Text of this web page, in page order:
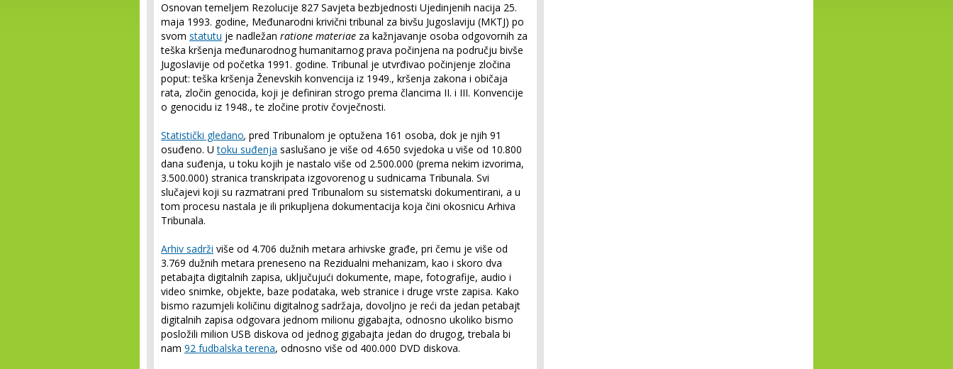
Osnovan temeljem Rezolucije 827 Savjeta bezbjednosti Ujedinjenih nacija 25.
maja 1993. godine, Međunarodni krivični tribunal za bivšu Jugoslaviju (MKTJ) po
svom statutu je nadležan ratione materiae za kažnjavanje osoba odgovornih za
teška kršenja međunarodnog humanitarnog prava počinjena na području bivše
Jugoslavije od početka 1991. godine. Tribunal je utvrđivao počinjenje zločina
poput: teška kršenja Ženevskih konvencija iz 1949., kršenja zakona i običaja
rata, zločin genocida, koji je definiran strogo prema člancima II. i III. Konvencije
o genocidu iz 1948., te zločine protiv čovječnosti.
Statistički gledano, pred Tribunalom je optužena 161 osoba, dok je njih 91
osuđeno. Utoku suđenja saslušano je više od 4.650 svjedoka u više od 10.800
dana suđenja, u toku kojih je nastalo više od 2.500.000 (prema nekim izvorima,
3.500.000) stranica transkripata izgovorenog u sudnicama Tribunala. Svi
slučajevi koji su razmatrani pred Tribunalom su sistematski dokumentirani, a u
tom procesu nastala je ili prikupljena dokumentacija koja čini okosnicu Arhiva
Tribunala.
Arhiv sadrži više od 4.706 dužnih metara arhivske građe, pri čemu je više od
3.769 dužnih metara preneseno na Rezidualni mehanizam, kao i skoro dva
petabajta digitalnih zapisa, uključujući dokumente, mape, fotografije, audio i
video snimke, objekte, baze podataka, web stranice i druge vrste zapisa. Kako
bismo razumjeli količinu digitalnog sadržaja, dovoljno je reći da jedan petabajt
digitalnih zapisa odgovara jednom milionu gigabajta, odnosno ukoliko bismo
posložili milion USB diskova od jednog gigabajta jedan do drugog, trebala bi
nam 92 fudbalska terena, odnosno više od 400.000 DVD diskova.